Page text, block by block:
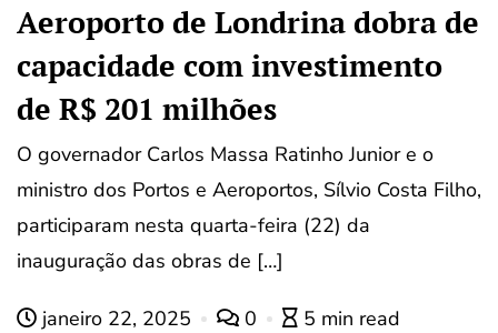
Aeroporto de Londrina dobra de
capacidade com investimento
de R$ 201 milhões
O governador Carlos Massa Ratinho Junior e o
ministro dos Portos e Aeroportos, Sílvio Costa Filho,
participaram nesta quarta-feira (22) da
inauguração das obras de […]
janeiro 22, 2025 0 5 min read